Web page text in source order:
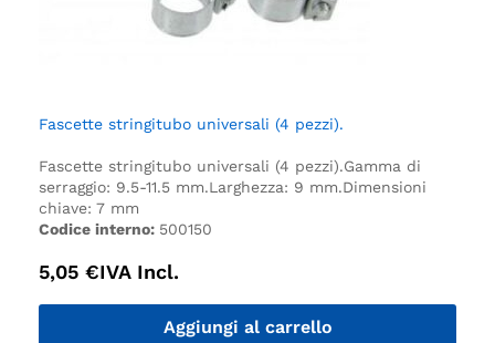
Fascette stringitubo universali (4 pezzi).
Fascette stringitubo universali (4 pezzi).Gamma di
serraggio: 9.5-11.5 mm.Larghezza: 9 mm.Dimensioni
chiave: 7 mm
Codice interno: 500150
5,05 €IVA Incl.
Aggiungi al carrello